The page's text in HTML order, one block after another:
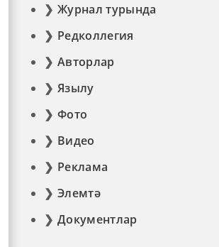
Журнал турында
Редколлегия
Авторлар
Язылу
Фото
Видео
Реклама
Элемтә
Документлар